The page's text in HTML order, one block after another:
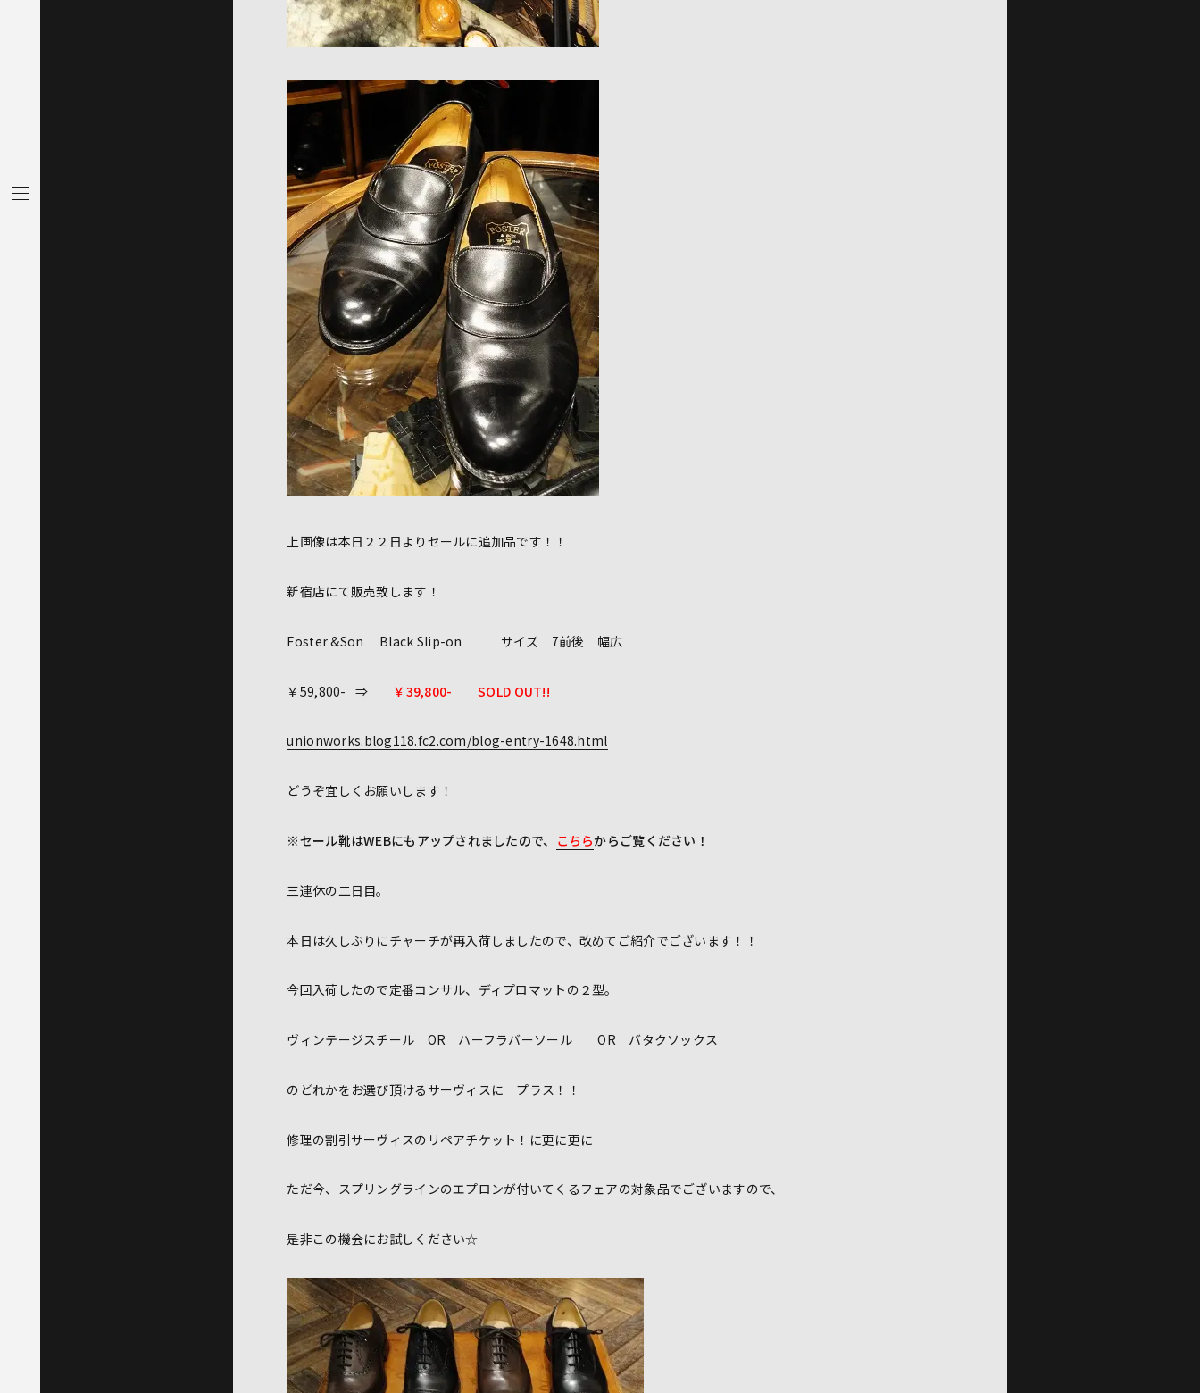
上画像は本日２２日よりセールに追加品です！！
新宿店にて販売致します！
Foster &Son Black Slip-on サイズ 7前後 幅広
￥59,800- ⇒ ￥39,800- SOLD OUT!!
unionworks.blog118.fc2.com/blog-entry-1648.html
どうぞ宜しくお願いします！
※セール靴はWEBにもアップされましたので、 こちらからご覧ください！
三連休の二日目。
本日は久しぶりにチャーチが再入荷しましたので、改めてご紹介でございます！！
今回入荷したので定番コンサル、ディプロマットの２型。
ヴィンテージスチール OR ハーフラバーソール OR バタクソックス
のどれかをお選び頂けるサーヴィスに プラス！！
修理の割引サーヴィスのリペアチケット！に更に更に
ただ今、スプリングラインのエプロンが付いてくるフェアの対象品でございますので、
是非この機会にお試しください☆